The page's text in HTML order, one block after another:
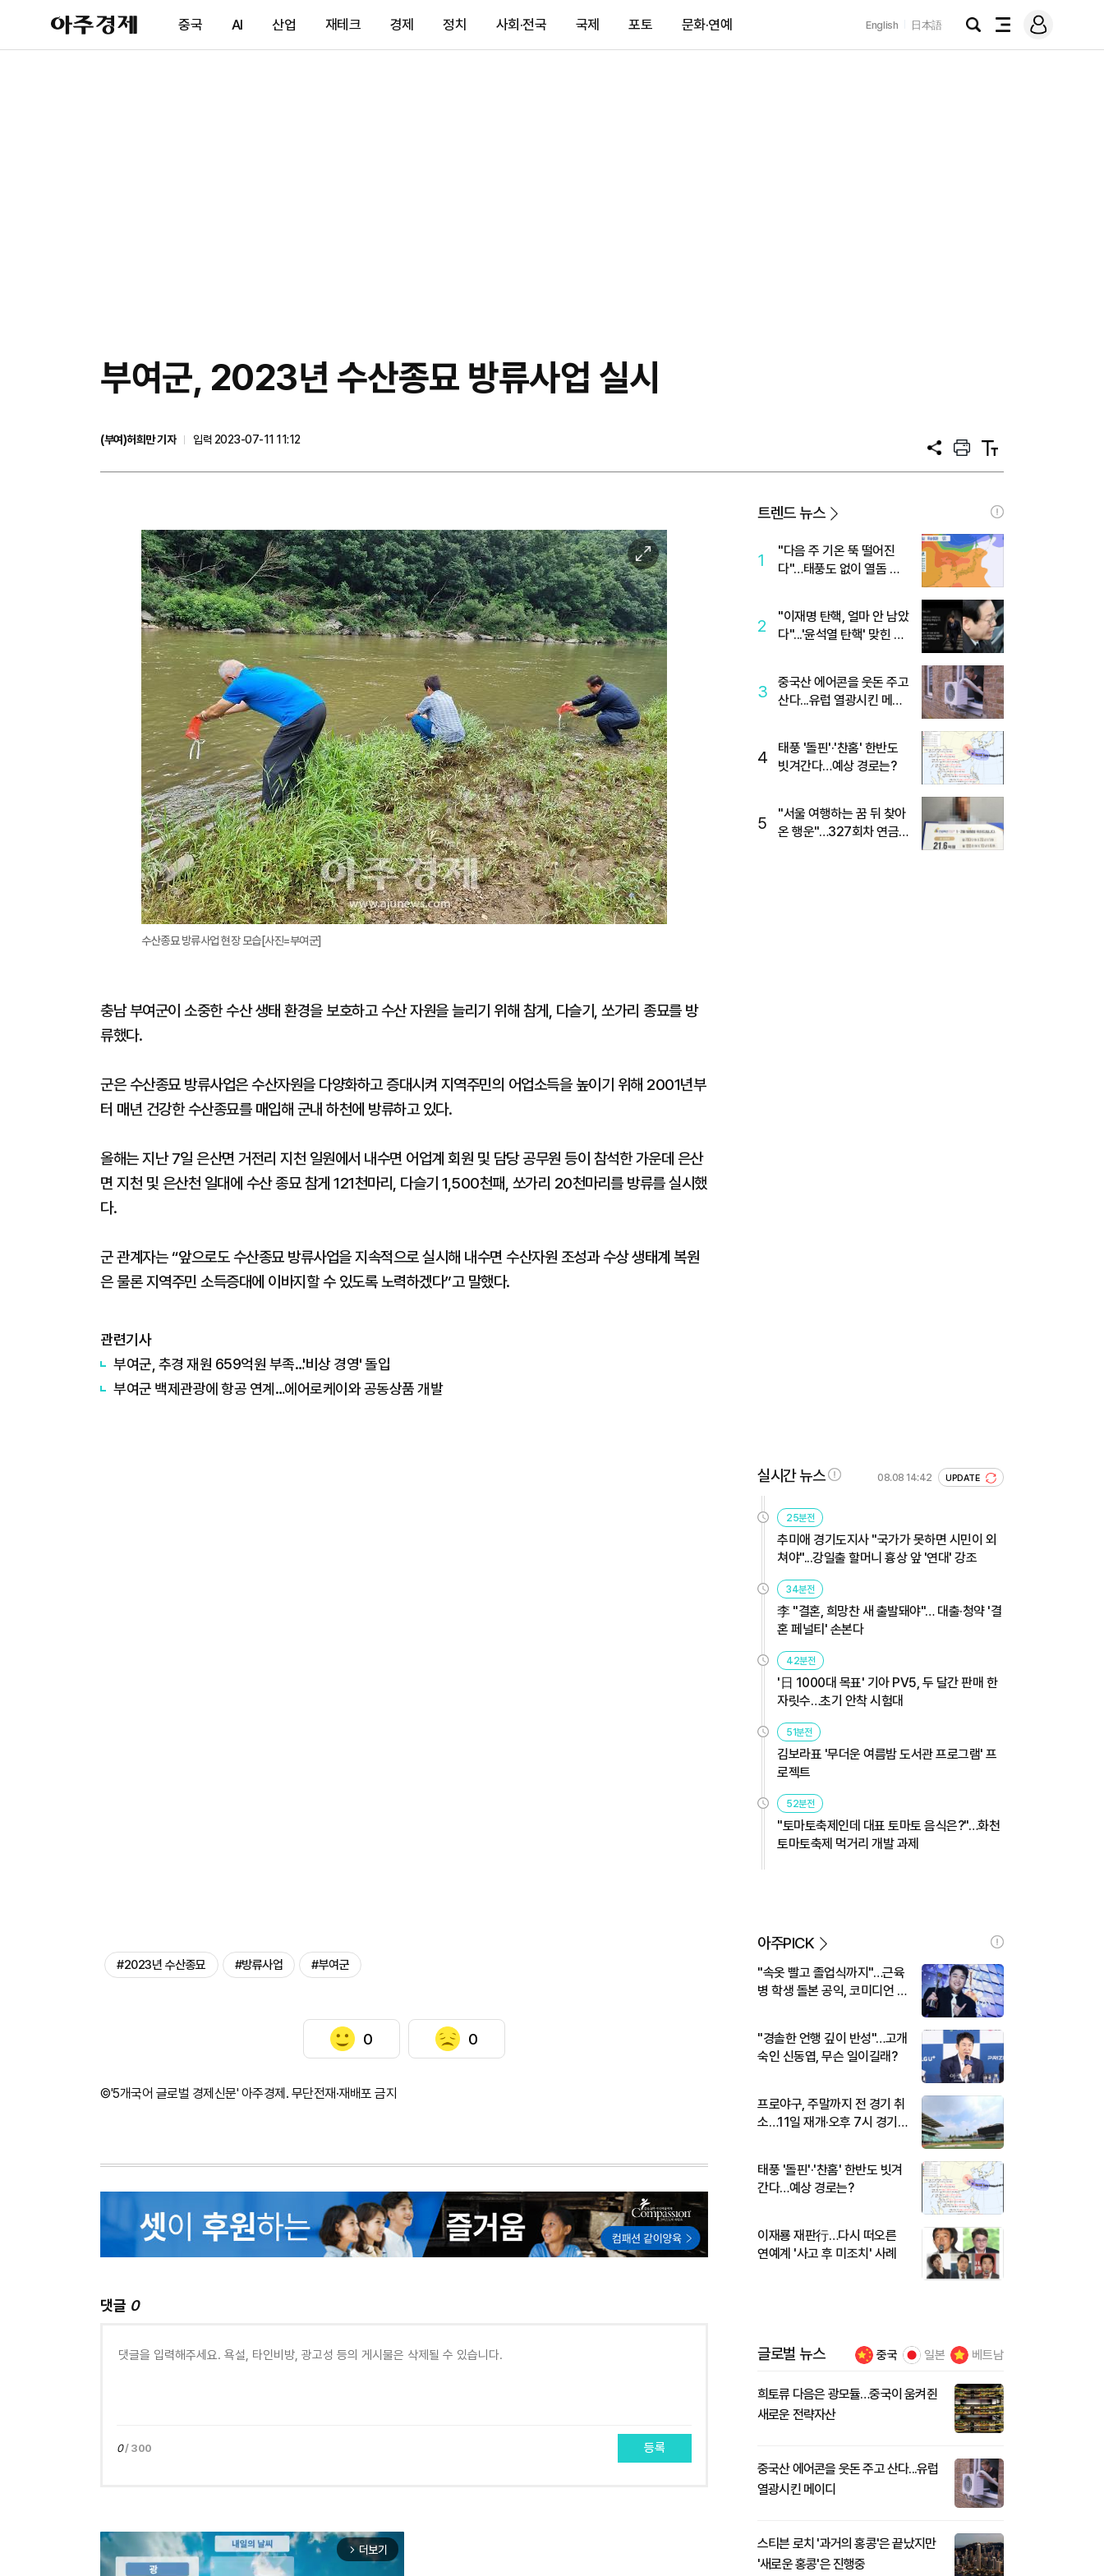
아
주
제
중국 AI 산업 재테크 경제 정치 사회·전국 국제 포토 문화·연예 English 日本語
검
전
메
그
부여군, 2023년 수산종묘 방류사업 실시
(부여)허희만 기자
입력 2023-07-11 11:12
공
프
트
텍
트
이
미
지
확
대
수산종묘 방류사업 현장 모습[사진=부여군]
충남 부여군이 소중한 수산 생태 환경을 보호하고 수산 자원을 늘리기 위해 참게, 다슬기, 쏘가리 종묘를 방
류했다.
군은 수산종묘 방류사업은 수산자원을 다양화하고 증대시켜 지역주민의 어업소득을 높이기 위해 2001년부
터 매년 건강한 수산종묘를 매입해 군내 하천에 방류하고 있다.
올해는 지난 7일 은산면 거전리 지천 일원에서 내수면 어업계 회원 및 담당 공무원 등이 참석한 가운데 은산
면 지천 및 은산천 일대에 수산 종묘 참게 121천마리, 다슬기 1,500천패, 쏘가리 20천마리를 방류를 실시했
다.
군 관계자는 “앞으로도 수산종묘 방류사업을 지속적으로 실시해 내수면 수산자원 조성과 수상 생태계 복원
은 물론 지역주민 소득증대에 이바지할 수 있도록 노력하겠다”고 말했다.
관련기사
부여군, 추경 재원 659억원 부족…'비상 경영' 돌입
부여군 백제관광에 항공 연계…에어로케이와 공동상품 개발
#2023년 수산종묘 #방류사업 #부여군
0 0
©'5개국어 글로벌 경제신문' 아주경제. 무단전재·재배포 금지
댓글 0
0/ 300 등록
arrow_forward_ios 더보기
트렌드 뉴스
1
"다음 주 기온 뚝 떨어진
다"…태풍도 없이 열돔 박
2
"이재명 탄핵, 얼마 안 남았
다"...'윤석열 탄핵' 맞힌 무
3
중국산 에어콘을 웃돈 주고
산다...유럽 열광시킨 메이
4
태풍 '돌핀'·'찬홈' 한반도
빗겨간다…예상 경로는?
5
"서울 여행하는 꿈 뒤 찾아
온 행운"…327회차 연금
실시간 뉴스 08.08 14:42 UPDATE
25분전
추미애 경기도지사 "국가가 못하면 시민이 외
쳐야"...강일출 할머니 흉상 앞 '연대' 강조
34분전
李 "결혼, 희망찬 새 출발돼야"… 대출·청약 '결
혼 페널티' 손본다
42분전
'日 1000대 목표' 기아 PV5, 두 달간 판매 한
자릿수…초기 안착 시험대
51분전
김보라표 '무더운 여름밤 도서관 프로그램' 프
로젝트
52분전
"토마토축제인데 대표 토마토 음식은?"…화천
토마토축제 먹거리 개발 과제
아주PICK
"속옷 빨고 졸업식까지"…근육
병 학생 돌본 공익, 코미디언 김
"경솔한 언행 깊이 반성"…고개
숙인 신동엽, 무슨 일이길래?
프로야구, 주말까지 전 경기 취
소…11일 재개·오후 7시 경기
태풍 '돌핀'·'찬홈' 한반도 빗겨
간다…예상 경로는?
이재룡 재판行…다시 떠오른
연예계 '사고 후 미조치' 사례
글로벌 뉴스 중국 일본 베트남
희토류 다음은 광모듈…중국이 움켜쥔
새로운 전략자산
중국산 에어콘을 웃돈 주고 산다...유럽
열광시킨 메이디
스티븐 로치 '과거의 홍콩'은 끝났지만
'새로운 홍콩'은 진행중